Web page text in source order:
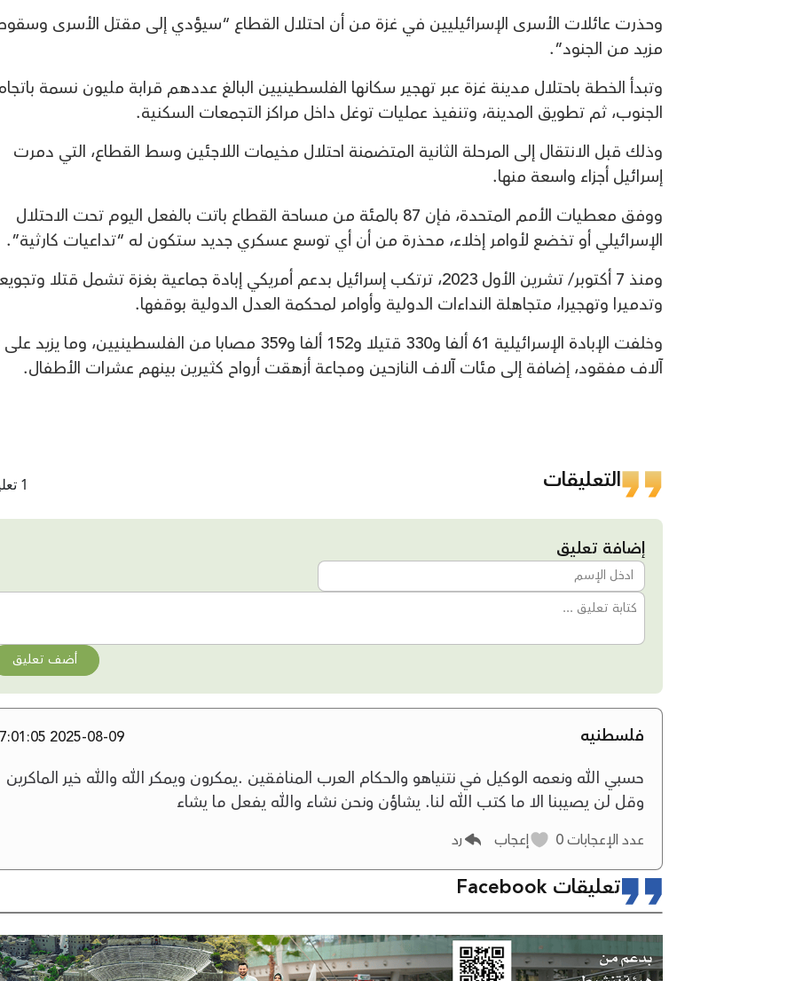
وحذرت عائلات الأسرى الإسرائيليين في غزة من أن احتلال القطاع “سيؤدي إلى مقتل الأسرى
مزيد من الجنود”.
وتبدأ الخطة باحتلال مدينة غزة عبر تهجير سكانها الفلسطينيين البالغ عددهم قرابة مليون نسمة باتجاه
الجنوب، ثم تطويق المدينة، وتنفيذ عمليات توغل داخل مراكز التجمعات السكنية.
وذلك قبل الانتقال إلى المرحلة الثانية المتضمنة احتلال مخيمات اللاجئين وسط القطاع، التي دمرت
إسرائيل أجزاء واسعة منها.
ووفق معطيات الأمم المتحدة، فإن 87 بالمئة من مساحة القطاع باتت بالفعل اليوم تحت الاحتلال
الإسرائيلي أو تخضع لأوامر إخلاء، محذرة من أن أي توسع عسكري جديد ستكون له “تداعيات كارثية”.
ومنذ 7 أكتوبر/ تشرين الأول 2023، ترتكب إسرائيل بدعم أمريكي إبادة جماعية بغزة تشمل قتلا
وتدميرا وتهجيرا، متجاهلة النداءات الدولية وأوامر لمحكمة العدل الدولية بوقفها.
آلاف مفقود، إضافة إلى مئات آلاف النازحين ومجاعة أزهقت أرواح كثيرين بينهم عشرات الأطفال.
التعليقات 1 تعليقات
إضافة تعليق
أضف تعليق
فلسطنيه 2025-08-09 17:01:05
حسبي الله ونعمه الوكيل في نتنياهو والحكام العرب المنافقين .يمكرون ويمكر الله والله خير الماكرين
وقل لن يصيبنا الا ما كتب الله لنا. يشاؤن ونحن نشاء والله يفعل ما يشاء
عدد الإعجابات إعجاب رد
تعليقات Facebook